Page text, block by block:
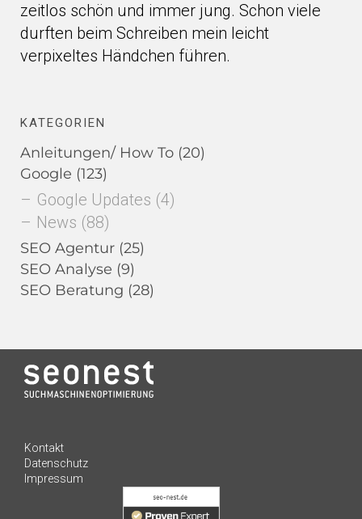
zeitlos schön und immer jung. Schon viele
durften beim Schreiben mein leicht
verpixeltes Händchen führen.
KATEGORIEN
Anleitungen/ How To (20)
Google (123)
Google Updates (4)
News (88)
SEO Agentur (25)
SEO Analyse (9)
SEO Beratung (28)
Kontakt
Datenschutz
Impressum
SEHR GUT